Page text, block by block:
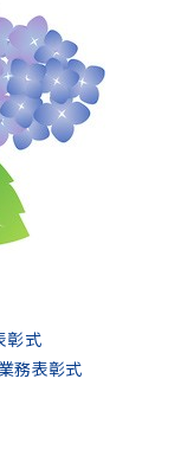
彰式
務表彰式